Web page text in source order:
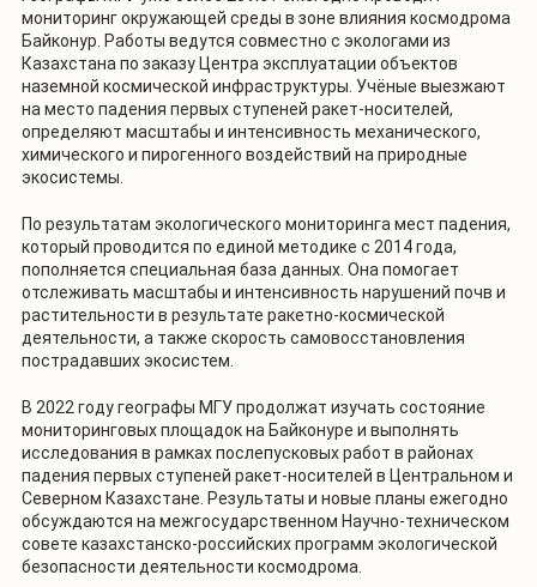
мониторинг окружающей среды в зоне влияния космодрома
Байконур. Работы ведутся совместно с экологами из
Казахстана по заказу Центра эксплуатации объектов
наземной космической инфраструктуры. Учёные выезжают
на место падения первых ступеней ракет-носителей,
определяют масштабы и интенсивность механического,
химического и пирогенного воздействий на природные
экосистемы.
По результатам экологического мониторинга мест падения,
который проводится по единой методике с 2014 года,
пополняется специальная база данных. Она помогает
отслеживать масштабы и интенсивность нарушений почв и
растительности в результате ракетно-космической
деятельности, а также скорость самовосстановления
пострадавших экосистем.
В 2022 году географы МГУ продолжат изучать состояние
мониторинговых площадок на Байконуре и выполнять
исследования в рамках послепусковых работ в районах
падения первых ступеней ракет-носителей в Центральном и
Северном Казахстане. Результаты и новые планы ежегодно
обсуждаются на межгосударственном Научно-техническом
совете казахстанско-российских программ экологической
безопасности деятельности космодрома.